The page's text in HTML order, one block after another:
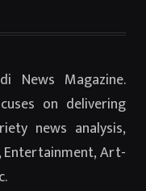
News Magazine.
on delivering
news analysis,
Entertainment, Art-